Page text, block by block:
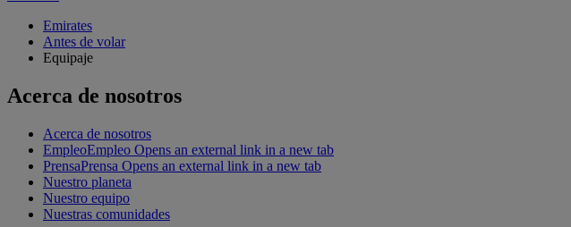
Emirates
Antes de volar
Equipaje
Acerca de nosotros
Acerca de nosotros
EmpleoEmpleo Opens an external link in a new tab
PrensaPrensa Opens an external link in a new tab
Nuestro planeta
Nuestro equipo
Nuestras comunidades